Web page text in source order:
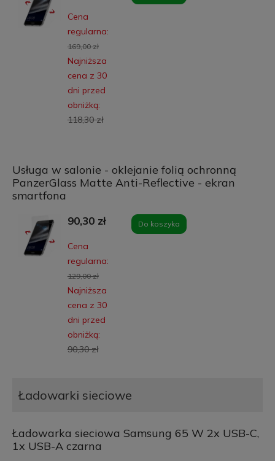
Cena
regularna:
169,00 zł
Najniższa
cena z 30
dni przed
obniżką:
118,30 zł
Usługa w salonie - oklejanie folią ochronną
PanzerGlass Matte Anti-Reflective - ekran
smartfona
90,30 zł
Cena
regularna:
129,00 zł
Najniższa
cena z 30
dni przed
obniżką:
90,30 zł
Do koszyka
Ładowarki sieciowe
Ładowarka sieciowa Samsung 65 W 2x USB-C,
1x USB-A czarna